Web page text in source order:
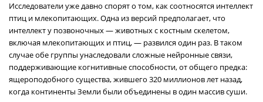
Исследователи уже давно спорят о том, как соотносятся интеллект
птиц и млекопитающих. Одна из версий предполагает, что
интеллект у позвоночных — животных с костным скелетом,
включая млекопитающих и птиц, — развился один раз. В таком
случае обе группы унаследовали сложные нейронные связи,
поддерживающие когнитивные способности, от общего предка:
ящероподобного существа, жившего 320 миллионов лет назад,
когда континенты Земли были объединены в один массив суши.